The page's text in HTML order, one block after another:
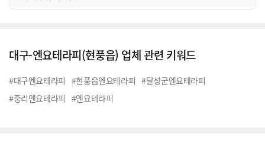
대구-엔요테라피(현풍읍) 업체 관련 키워드
#대구엔요테라피 #현풍읍엔요테라피 #달성군엔요테라피
#중리엔요테라피 #엔요테라피